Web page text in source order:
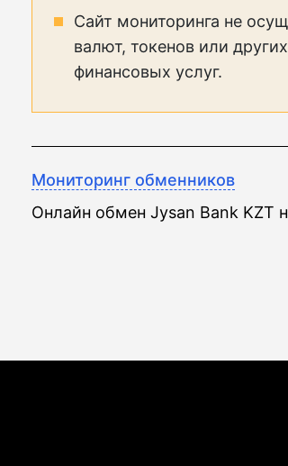
Сайт мониторинга не
валют, токенов или
финансовых услуг.
Мониторинг обменников
Онлайн обмен Jysan Bank KZT